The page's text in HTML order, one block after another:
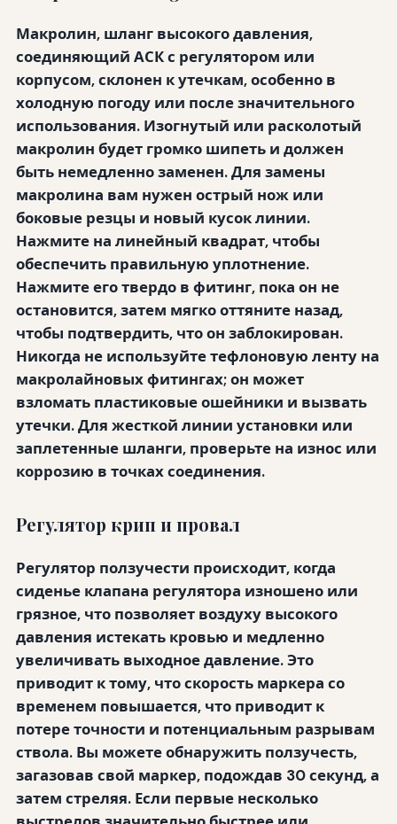
Макролин, шланг высокого давления,
соединяющий АСК с регулятором или
корпусом, склонен к утечкам, особенно в
холодную погоду или после значительного
использования. Изогнутый или расколотый
макролин будет громко шипеть и должен
быть немедленно заменен. Для замены
макролина вам нужен острый нож или
боковые резцы и новый кусок линии.
Нажмите на линейный квадрат, чтобы
обеспечить правильную уплотнение.
Нажмите его твердо в фитинг, пока он не
остановится, затем мягко оттяните назад,
чтобы подтвердить, что он заблокирован.
Никогда не используйте тефлоновую ленту на
макролайновых фитингах; он может
взломать пластиковые ошейники и вызвать
утечки. Для жесткой линии установки или
заплетенные шланги, проверьте на износ или
коррозию в точках соединения.
Регулятор крип и провал
Регулятор ползучести происходит, когда
сиденье клапана регулятора изношено или
грязное, что позволяет воздуху высокого
давления истекать кровью и медленно
увеличивать выходное давление. Это
приводит к тому, что скорость маркера со
временем повышается, что приводит к
потере точности и потенциальным разрывам
ствола. Вы можете обнаружить ползучесть,
загазовав свой маркер, подождав 30 секунд, а
затем стреляя. Если первые несколько